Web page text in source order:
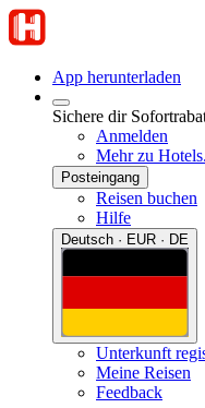
App herunterladen
Sichere dir
Anmelden
Mehr zu
Posteingang
Reisen buchen
Hilfe
Deutsch · EUR · DE
Unterkunft
Meine Reisen
Feedback